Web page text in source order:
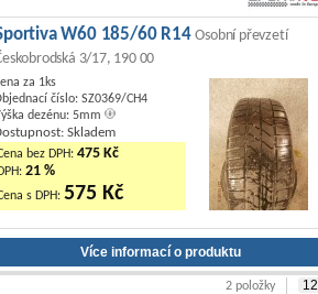
W60 185/60 R14Osobní převzetí
3/17, 190 00
za 1ks
číslo: SZ0369/CH4
dezénu: 5mm
Skladem
bez DPH:475 Kč
DPH:21 %
s DPH:575 Kč
2 položky